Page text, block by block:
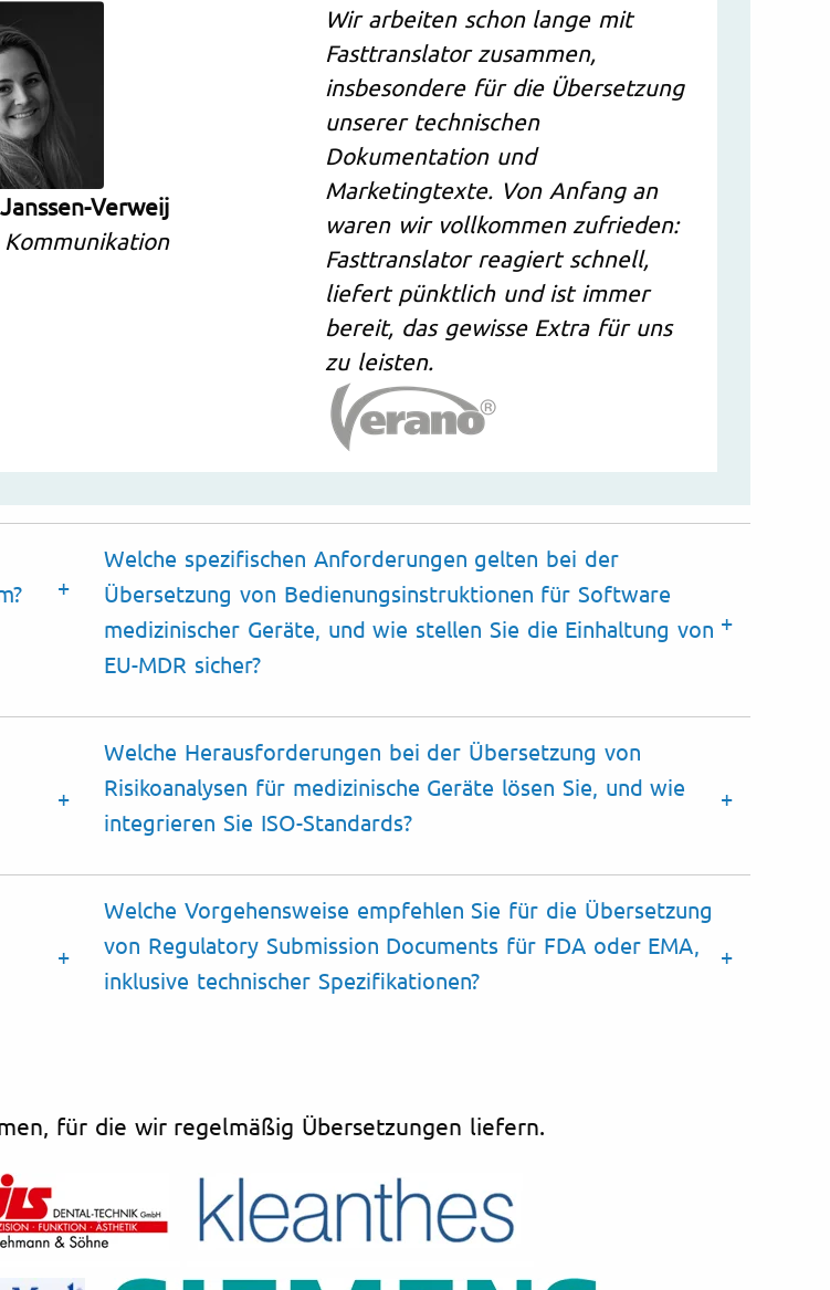
Verweij
Wir arbeiten schon lange mit
Fasttranslator zusammen,
insbesondere für die Übersetzung
unserer technischen
Dokumentation und
Marketingtexte. Von Anfang an
waren wir vollkommen zufrieden:
Fasttranslator reagiert schnell,
liefert pünktlich und ist immer
bereit, das gewisse Extra für uns
zu leisten.
?
Welche spezifischen Anforderungen gelten bei der
Übersetzung von Bedienungsinstruktionen für Software
medizinischer Geräte, und wie stellen Sie die Einhaltung von
EU-MDR sicher?
Welche Herausforderungen bei der Übersetzung von
Risikoanalysen für medizinische Geräte lösen Sie, und wie
integrieren Sie ISO-Standards?
Welche Vorgehensweise empfehlen Sie für die Übersetzung
von Regulatory Submission Documents für FDA oder EMA,
inklusive technischer Spezifikationen?
für die wir regelmäßig Übersetzungen liefern.